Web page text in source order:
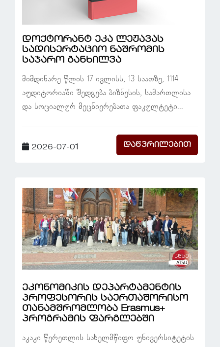
დოქტორანტ ეკა ლეჟავას
სადისერტაციო ნაშრომის
საჯარო განხილვა
მიმდინარე წლის 17 ივლისს, 13 საათზე, 1114
აუდიტორიაში შედგება ბიზნესის, სამართლისა
და სოციალურ მეცნიერებათა ფაკულტეტი...
2026-07-01 დაწვრილებით
ეკონომიკის დეპარტამენტის
პროფესორის საერთაშორისო
თანამშრომლობა Erasmus+
პროგრამის ფარგლებში
აკაკი წერეთლის სახელმწიფო უნივერსიტეტის